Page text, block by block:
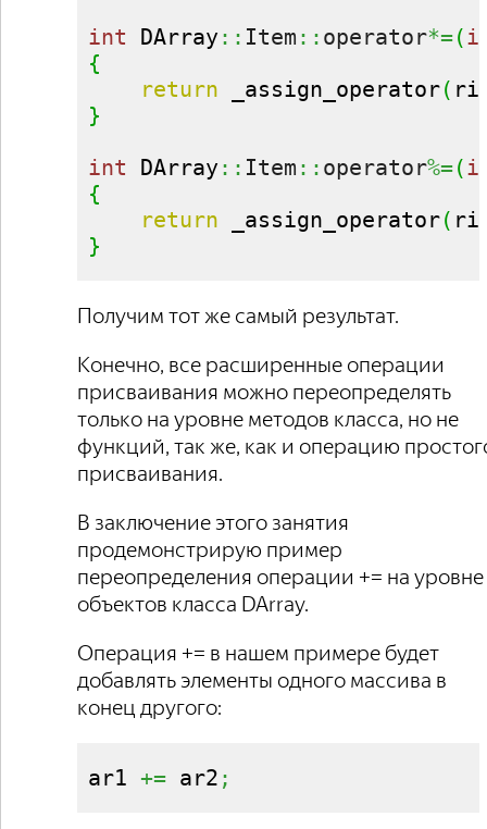
int DArray :: Item :: operator*=(
{
return _assign_operator(
}
int DArray :: Item :: operator%=(
{
return _assign_operator(
}
Получим тот же самый результат.
Конечно, все расширенные операции
присваивания можно переопределять
только на уровне методов класса, но не
функций, так же, как и операцию
присваивания.
В заключение этого занятия
продемонстрирую пример
переопределения операции += на уровне
объектов класса DArray.
Операция += в нашем примере будет
добавлять элементы одного массива в
конец другого:
ar1 += ar2 ;